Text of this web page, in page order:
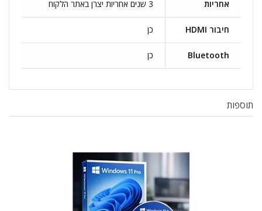
אחריות 3 שנים אחריות יצרן באתר הלקוח
חיבור HDMI כן
Bluetooth כן
תוספות